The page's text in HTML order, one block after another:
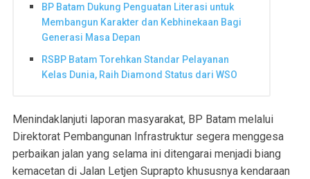
BP Batam Dukung Penguatan Literasi untuk
Membangun Karakter dan Kebhinekaan Bagi
Generasi Masa Depan
RSBP Batam Torehkan Standar Pelayanan
Kelas Dunia, Raih Diamond Status dari WSO
Menindaklanjuti laporan masyarakat, BP Batam melalui
Direktorat Pembangunan Infrastruktur segera menggesa
perbaikan jalan yang selama ini ditengarai menjadi biang
kemacetan di Jalan Letjen Suprapto khususnya kendaraan